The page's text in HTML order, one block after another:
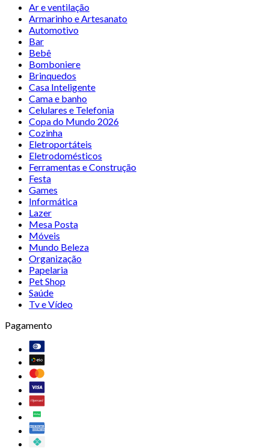
Ar e ventilação
Armarinho e Artesanato
Automotivo
Bar
Bebê
Bomboniere
Brinquedos
Casa Inteligente
Cama e banho
Celulares e Telefonia
Copa do Mundo 2026
Cozinha
Eletroportáteis
Eletrodomésticos
Ferramentas e Construção
Festa
Games
Informática
Lazer
Mesa Posta
Móveis
Mundo Beleza
Organização
Papelaria
Pet Shop
Saúde
Tv e Vídeo
Pagamento